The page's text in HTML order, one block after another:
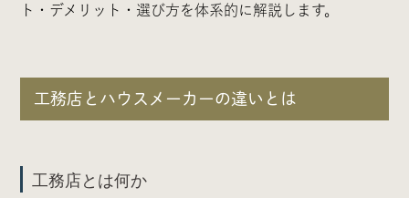
ト・デメリット・選び方を体系的に解説します。
工務店とハウスメーカーの違いとは
工務店とは何か